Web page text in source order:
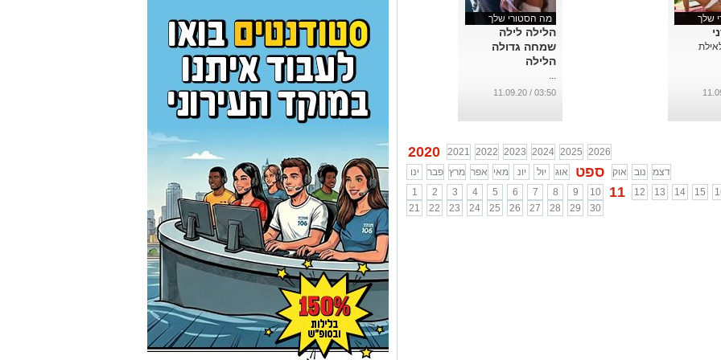
שלך מה הסטורי שלך
הלילה לילה
שמחה גדולה
הלילה
...
03:50 / 11.09.20
2020 2021 2022 2023 2024 2025 2026
ינו
פבר מרץ אפר מאי יונ יול אוג ספט אוק נוב
דצמ
1
2 3 4 5 6 7 8 9 10 11 12 13 14 15
21
22 23 24 25 26 27 28 29 30